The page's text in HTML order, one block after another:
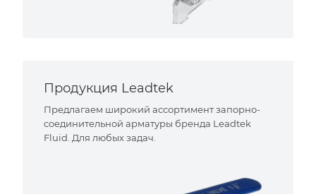
Продукция Leadtek
Предлагаем широкий ассортимент запорно-
соединительной арматуры бренда Leadtek
Fluid. Для любых задач.